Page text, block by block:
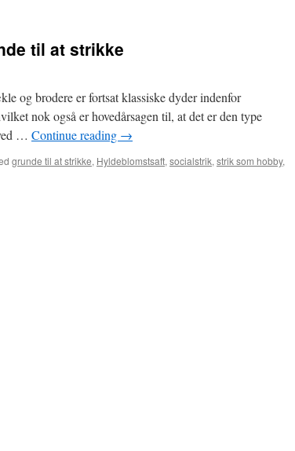
til at strikke
og brodere er fortsat klassiske dyder indenfor
nok også er hovedårsagen til, at det er den type
… Continue reading →
grunde til at strikke, Hyldeblomstsaft, socialstrik, strik som hobby,